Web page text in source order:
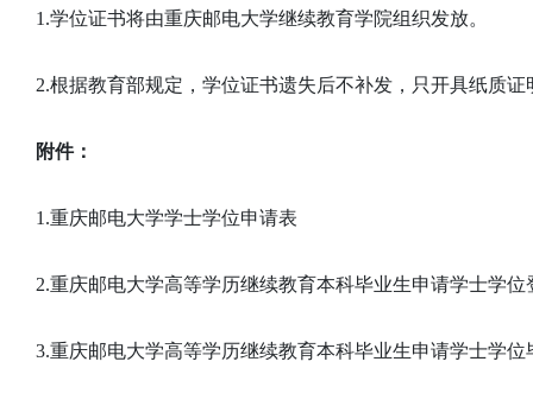
1.学位证书将由重庆邮电大学继续教育学院组织发放。
2.根据教育部规定，学位证书遗失后不补发，只开具
附件：
1.重庆邮电大学学士学位申请表
2.重庆邮电大学高等学历继续教育本科毕业生申请学士学位
3.重庆邮电大学高等学历继续教育本科毕业生申请学士学